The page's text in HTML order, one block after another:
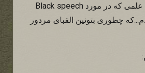
براتون اینجا از اندک علمی که در مورد Black speech
چطوری بتونین الفبای مردور